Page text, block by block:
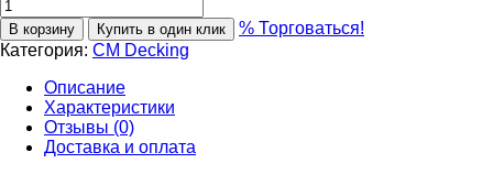
В корзину Купить в один клик
% Торговаться!
Категория: CM Decking
Описание
Характеристики
Отзывы (0)
Доставка и оплата